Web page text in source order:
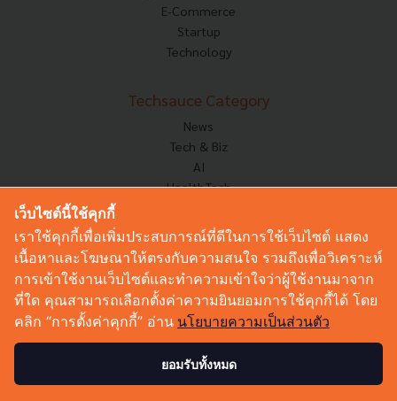
E-Commerce
Startup
Technology
Techsauce Category
News
Tech & Biz
AI
HealthTech
Corp Innov
Saucy Thoughts
Based On
Sustainable
Videos
Podcast
เว็บไซต์นี้ใช้คุกกี้
เราใช้คุกกี้เพื่อเพิ่มประสบการณ์ที่ดีในการใช้เว็บไซต์ แสดง
เนื้อหาและโฆษณาให้ตรงกับความสนใจ รวมถึงเพื่อวิเคราะห์
การเข้าใช้งานเว็บไซต์และทำความเข้าใจว่าผู้ใช้งานมาจาก
ที่ใด คุณสามารถเลือกตั้งค่าความยินยอมการใช้คุกกี้ได้ โดย
คลิก “การตั้งค่าคุกกี้” อ่าน นโยบายความเป็นส่วนตัว
ยอมรับทั้งหมด